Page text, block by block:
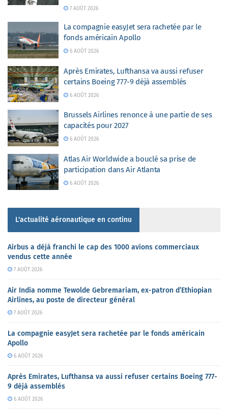
7 AOÛT 2026
La compagnie easyJet sera rachetée par le
fonds américain Apollo
6 AOÛT 2026
Après Emirates, Lufthansa va aussi refuser
certains Boeing 777-9 déjà assemblés
6 AOÛT 2026
Brussels Airlines renonce à une partie de ses
capacités pour 2027
6 AOÛT 2026
Atlas Air Worldwide a bouclé sa prise de
participation dans Air Atlanta
6 AOÛT 2026
L'actualité aéronautique en continu
Airbus a déjà franchi le cap des 1000 avions commerciaux
vendus cette année
7 AOÛT 2026
Air India nomme Tewolde Gebremariam, ex-patron d’Ethiopian
Airlines, au poste de directeur général
7 AOÛT 2026
La compagnie easyJet sera rachetée par le fonds américain
Apollo
6 AOÛT 2026
Après Emirates, Lufthansa va aussi refuser certains Boeing 777-
9 déjà assemblés
6 AOÛT 2026